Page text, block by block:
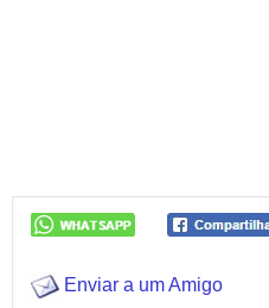
Enviar a um Amigo